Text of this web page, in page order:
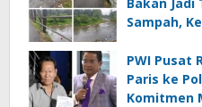
Sampah,
PWI Pusat
Paris ke
Komitmen